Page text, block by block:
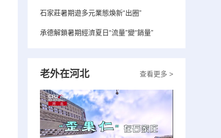
石家莊暑期遊多元業態煥新“出圈”
承德解鎖暑期經濟夏日“流量”變“銷量”
查看更多 >
老外在河北